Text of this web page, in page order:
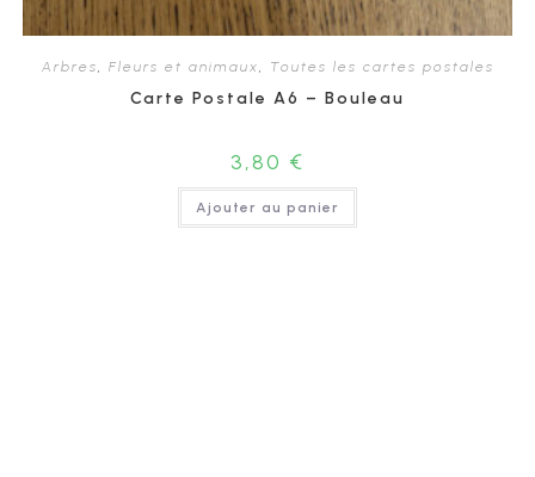
Arbres Fleurs et animaux Toutes les cartes postales
Carte Postale A6 – Bouleau
3,80 €
Ajouter au panier